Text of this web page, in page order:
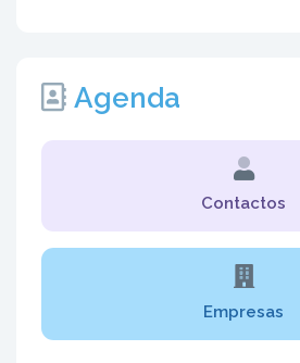
Agenda
Contactos
Empresas